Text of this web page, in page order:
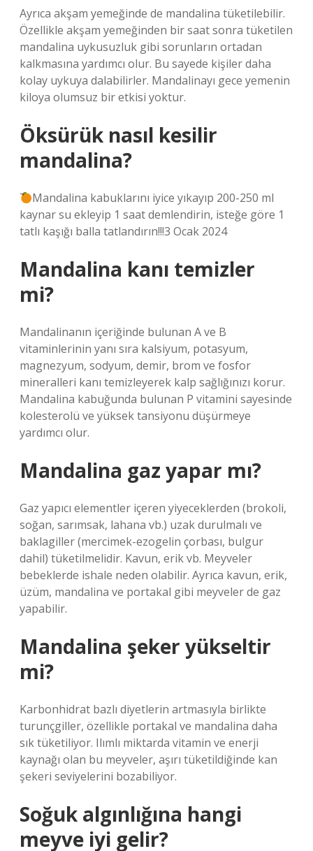
Ayrıca akşam yemeğinde de mandalina tüketilebilir.
Özellikle akşam yemeğinden bir saat sonra tüketilen
mandalina uykusuzluk gibi sorunların ortadan
kalkmasına yardımcı olur. Bu sayede kişiler daha
kolay uykuya dalabilirler. Mandalinayı gece yemenin
kiloya olumsuz bir etkisi yoktur.
Öksürük nasıl kesilir
mandalina?
Mandalina kabuklarını iyice yıkayıp 200-250 ml
kaynar su ekleyip 1 saat demlendirin, isteğe göre 1
tatlı kaşığı balla tatlandırın!!!3 Ocak 2024
Mandalina kanı temizler
mi?
Mandalinanın içeriğinde bulunan A ve B
vitaminlerinin yanı sıra kalsiyum, potasyum,
magnezyum, sodyum, demir, brom ve fosfor
mineralleri kanı temizleyerek kalp sağlığınızı korur.
Mandalina kabuğunda bulunan P vitamini sayesinde
kolesterolü ve yüksek tansiyonu düşürmeye
yardımcı olur.
Mandalina gaz yapar mı?
Gaz yapıcı elementler içeren yiyeceklerden (brokoli,
soğan, sarımsak, lahana vb.) uzak durulmalı ve
baklagiller (mercimek-ezogelin çorbası, bulgur
dahil) tüketilmelidir. Kavun, erik vb. Meyveler
bebeklerde ishale neden olabilir. Ayrıca kavun, erik,
üzüm, mandalina ve portakal gibi meyveler de gaz
yapabilir.
Mandalina şeker yükseltir
mi?
Karbonhidrat bazlı diyetlerin artmasıyla birlikte
turunçgiller, özellikle portakal ve mandalina daha
sık tüketiliyor. Ilımlı miktarda vitamin ve enerji
kaynağı olan bu meyveler, aşırı tüketildiğinde kan
şekeri seviyelerini bozabiliyor.
Soğuk algınlığına hangi
meyve iyi gelir?